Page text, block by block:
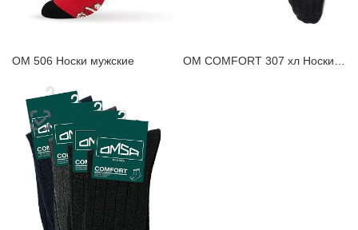
OM 506 Носки мужские